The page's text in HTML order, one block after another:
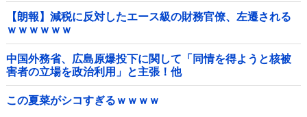
【朗報】減税に反対したエース級の財務官僚、左遷される
ｗｗｗｗｗｗ
中国外務省、広島原爆投下に関して「同情を得ようと核被
害者の立場を政治利用」と主張！他
この夏菜がシコすぎるｗｗｗｗ